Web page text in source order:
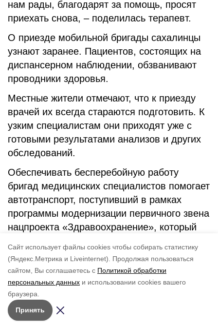
Cайт использует файлы cookies чтобы собирать статистику
(Яндекс.Метрика и Liveinternet).
Продолжая пользоваться
сайтом, Вы соглашаетесь с Политикой обработки
персональных данных и использовании cookies вашего
браузера.
Принять
нам рады, благодарят за помощь, просят
приехать снова, – поделилась терапевт.
О приезде мобильной бригады сахалинцы
узнают заранее. Пациентов, состоящих на
диспансерном наблюдении, обзванивают
проводники здоровья.
Местные жители отмечают, что к приезду
врачей их всегда стараются подготовить. К
узким специалистам они приходят уже с
готовыми результатами анализов и других
обследований.
Обеспечивать бесперебойную работу
бригад медицинских специалистов помогает
автотранспорт, поступивший в рамках
программы модернизации первичного звена
нацпроекта «Здравоохранение», который
России Владимира Путина.
по оценке
5